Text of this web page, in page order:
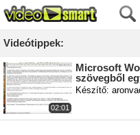
Videótippek:
02:01
Microsoft
szövegből
Készítő: